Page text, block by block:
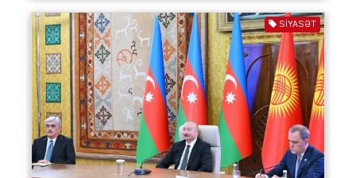
SIYASƏT